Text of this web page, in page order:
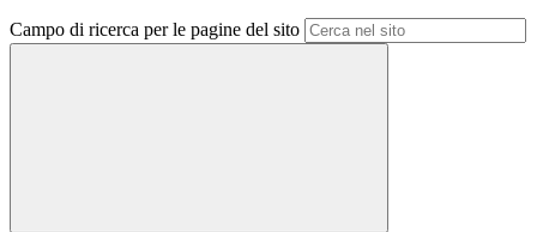
Campo di ricerca per le pagine del sito